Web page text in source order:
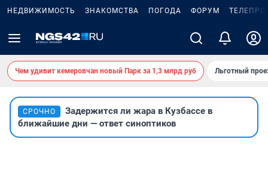
НЕДВИЖИМОСТЬ ЗНАКОМСТВА ПОГОДА ФОРУМ
Чем удивит кемеровчан новый Парк за 1,3 млрд руб Льготный
СРОЧНО
Задержится ли жара в Кузбассе в
ближайшие дни — ответ синоптиков